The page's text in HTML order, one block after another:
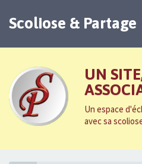
Scoliose & Partage
UN
Un espace
avec sa